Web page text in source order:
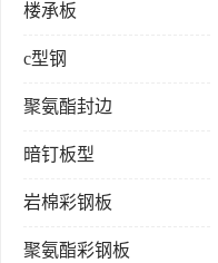
楼承板
c型钢
聚氨酯封边
暗钉板型
岩棉彩钢板
聚氨酯彩钢板